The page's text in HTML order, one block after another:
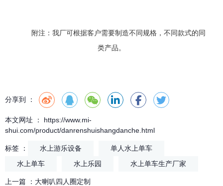
附注：我厂可根据客户需要制造不同规格，不同款式的同
类产品。
分享到 ：
本文网址 ： https://www.mi-
shui.com/product/danrenshuishangdanche.html
标签 ： 水上游乐设备
单人水上单车
水上单车
水上乐园 水上单车生产厂家
上一篇 ： 大喇叭四人圈定制